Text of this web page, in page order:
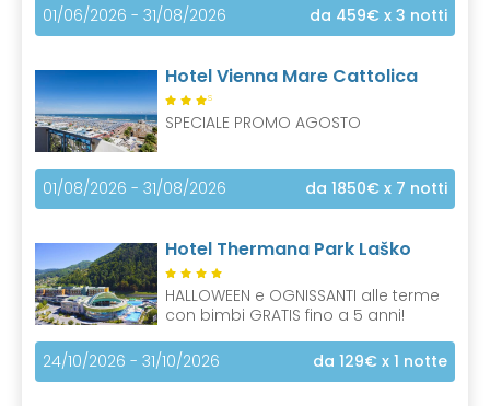
01/06/2026 - 31/08/2026
da 459€ x 3 notti
Hotel Vienna Mare Cattolica
S
SPECIALE PROMO AGOSTO
01/08/2026 - 31/08/2026 da 1850€ x 7 notti
Hotel Thermana Park Laško
HALLOWEEN e OGNISSANTI alle terme
con bimbi GRATIS fino a 5 anni!
24/10/2026 - 31/10/2026 da 129€ x 1 notte